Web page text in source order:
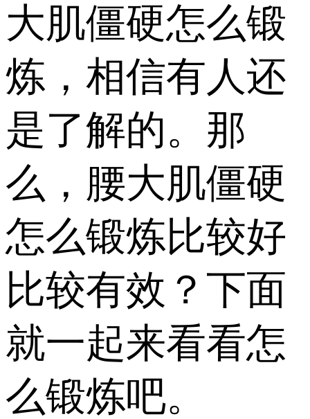
大肌僵硬怎么锻
炼，相信有人还
是了解的。那
么，腰大肌僵硬
怎么锻炼比较好
比较有效？下面
就一起来看看怎
么锻炼吧。